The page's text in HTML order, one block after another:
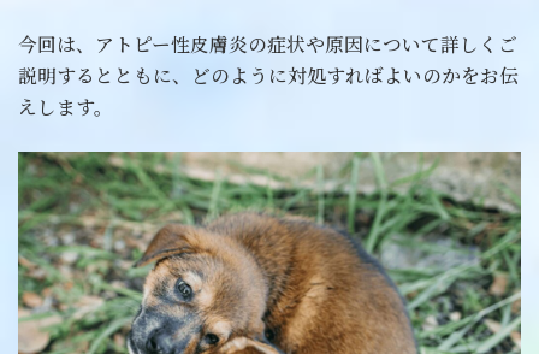
今回は、アトピー性皮膚炎の症状や原因について詳しくご
説明するとともに、どのように対処すればよいのかをお伝
えします。